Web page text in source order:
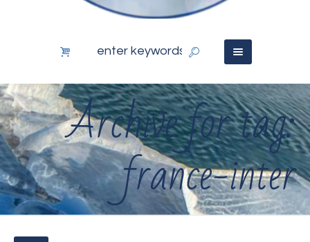
Archive for tag:
france-inter